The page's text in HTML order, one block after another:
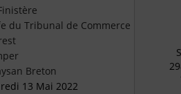
du Tribunal de Commerce
Breton
13 Mai 2022